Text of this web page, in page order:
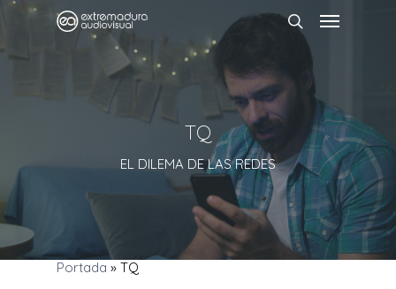
TQ
EL DILEMA DE LAS REDES
Portada » TQ